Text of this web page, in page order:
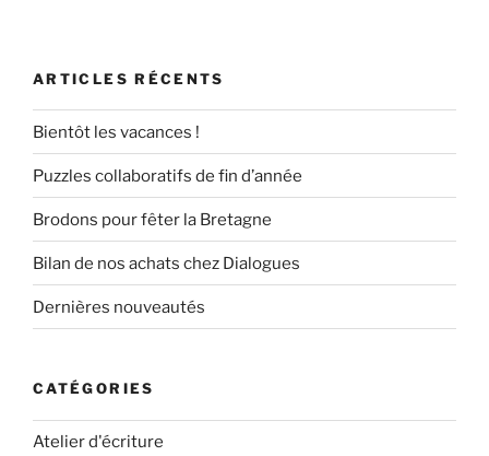
ARTICLES RÉCENTS
Bientôt les vacances !
Puzzles collaboratifs de fin d’année
Brodons pour fêter la Bretagne
Bilan de nos achats chez Dialogues
Dernières nouveautés
CATÉGORIES
Atelier d'écriture